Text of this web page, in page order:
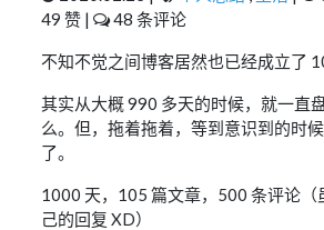
49 赞 |
48 条评论
不知不觉之间博客居然也已经成立了
其实从大概 990 多天的时候，就一直
么。但，拖着拖着，等到意识到的时
了。
1000 天，105 篇文章，500 条评论（
己的回复 XD）